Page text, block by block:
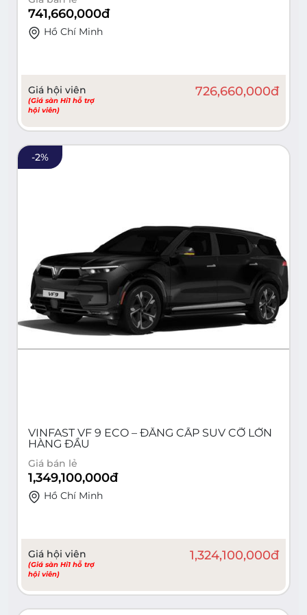
741,660,000đ
Hồ Chí Minh
Giá hội viên
(Giá sàn Hi1 hỗ trợ
hội viên)
726,660,000đ
-2%
VINFAST VF 9 ECO – ĐẲNG CẤP SUV CỠ LỚN
HÀNG ĐẦU
Giá bán lẻ
1,349,100,000đ
Hồ Chí Minh
Giá hội viên
(Giá sàn Hi1 hỗ trợ
hội viên)
1,324,100,000đ